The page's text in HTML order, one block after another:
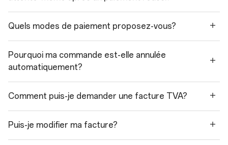
Quels modes de paiement proposez-vous?
Pourquoi ma commande est-elle annulée
automatiquement?
Comment puis-je demander une facture TVA?
Puis-je modifier ma facture?